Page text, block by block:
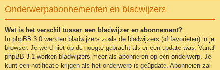
Onderwerpabonnementen en bladwijzers
Wat is het verschil tussen een bladwijzer en abonnement?
In phpBB 3.0 werkten bladwijzers zoals de bladwijzers (of favorieten) in je
browser. Je werd niet op de hoogte gebracht als er een update was. Vanaf
phpBB 3.1 werken bladwijzers meer als abonneren op een onderwerp. Je
kunt een notificatie krijgen als het onderwerp is geüpdate. Abonneren zal